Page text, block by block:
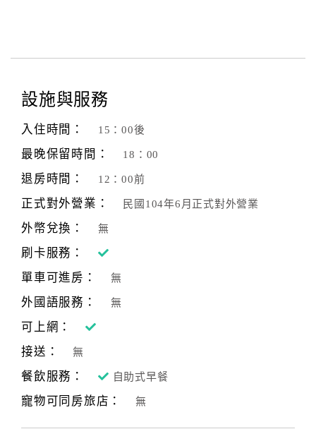
客
服
聯
單
Line
線
客
服
紅
查
詢
設施與服務
入住時間： 15：00後
最晚保留時間： 18：00
退房時間： 12：00前
正式對外營業： 民國104年6月正式對外營業
外幣兌換： 無
刷卡服務：
單車可進房：
無
外國語服務： 無
可上網：
接送：
無
餐飲服務： 自助式早餐
寵物可同房旅店： 無